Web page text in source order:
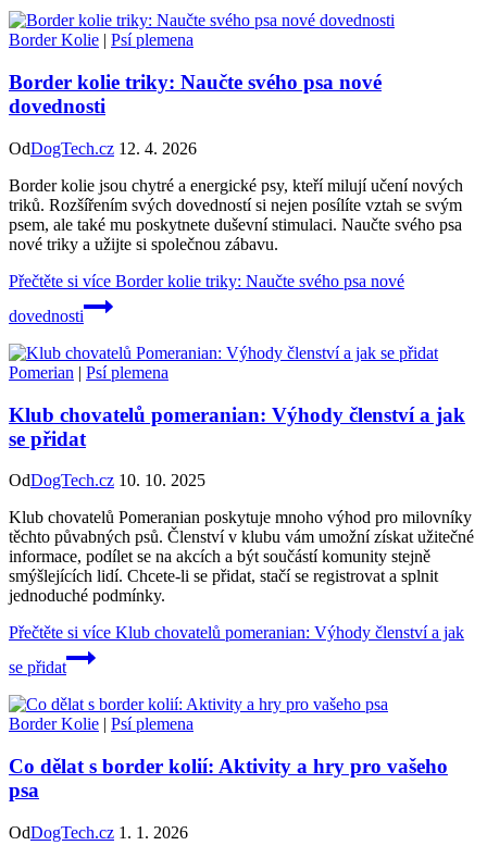
Border Kolie | Psí plemena
Border kolie triky: Naučte svého psa nové
dovednosti
OdDogTech.cz 12. 4. 2026
Border kolie jsou chytré a energické psy, kteří milují učení nových
triků. Rozšířením svých dovedností si nejen posílíte vztah se svým
psem, ale také mu poskytnete duševní stimulaci. Naučte svého psa
nové triky a užijte si společnou zábavu.
Přečtěte si více Border kolie triky: Naučte svého psa nové
dovednosti
Pomerian | Psí plemena
Klub chovatelů pomeranian: Výhody členství a jak
se přidat
OdDogTech.cz 10. 10. 2025
Klub chovatelů Pomeranian poskytuje mnoho výhod pro milovníky
těchto půvabných psů. Členství v klubu vám umožní získat užitečné
informace, podílet se na akcích a být součástí komunity stejně
smýšlejících lidí. Chcete-li se přidat, stačí se registrovat a splnit
jednoduché podmínky.
Přečtěte si více Klub chovatelů pomeranian: Výhody členství a jak
se přidat
Border Kolie | Psí plemena
Co dělat s border kolií: Aktivity a hry pro vašeho
psa
OdDogTech.cz 1. 1. 2026